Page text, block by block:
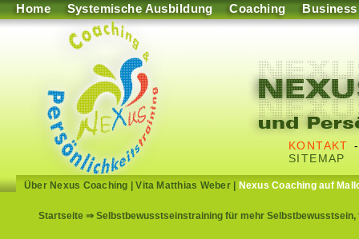
Home Systemische Ausbildung Coaching Business
KONTAKT
SITEMAP
Über Nexus Coaching |Vita Matthias Weber| Nexus Coaching auf
Startseite ⇒ Selbstbewusstseinstraining für mehr